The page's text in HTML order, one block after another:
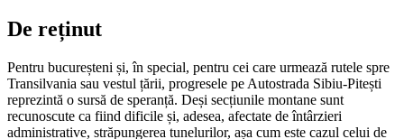
De reținut
Pentru bucureșteni și, în special, pentru cei care urmează rutele spre
Transilvania sau vestul țării, progresele pe Autostrada Sibiu-Pitești
reprezintă o sursă de speranță. Deși secțiunile montane sunt
recunoscute ca fiind dificile și, adesea, afectate de întârzieri
administrative, străpungerea tunelurilor, așa cum este cazul celui de